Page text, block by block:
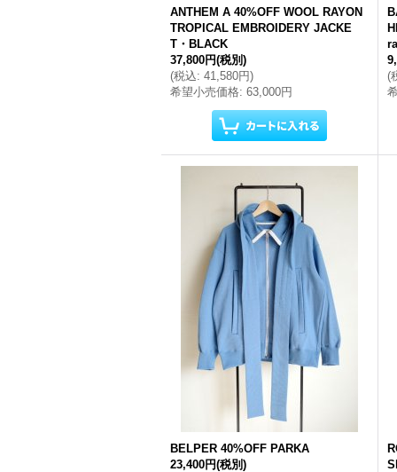
ANTHEM A 40%OFF WOOL RAYON
TROPICAL EMBROIDERY JACKE
T・BLACK
37,800円(税別)
(税込: 41,580円)
希望小売価格: 63,000円
(
BELPER 40%OFF PARKA
23,400円(税別)